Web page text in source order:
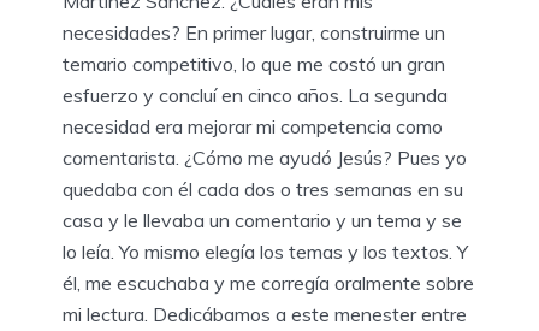
necesidades? En primer lugar, construirme un
temario competitivo, lo que me costó un gran
esfuerzo y concluí en cinco años. La segunda
necesidad era mejorar mi competencia como
comentarista. ¿Cómo me ayudó Jesús? Pues yo
quedaba con él cada dos o tres semanas en su
casa y le llevaba un comentario y un tema y se
lo leía. Yo mismo elegía los temas y los textos. Y
él, me escuchaba y me corregía oralmente sobre
mi lectura. Dedicábamos a este menester entre